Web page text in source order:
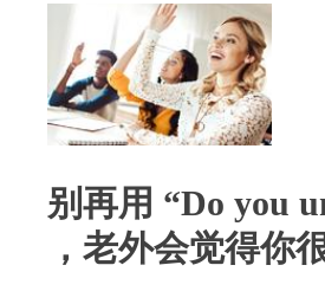
别再用 “Do you
，老外会觉得你